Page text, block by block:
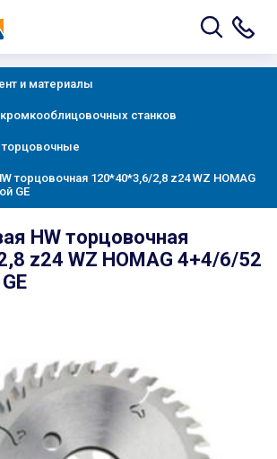
и материалы
станков
торцовочная 120*40*3,6/2,8 z24 WZ HOMAG
GE
HW торцовочная
z24 WZ HOMAG 4+4/6/52